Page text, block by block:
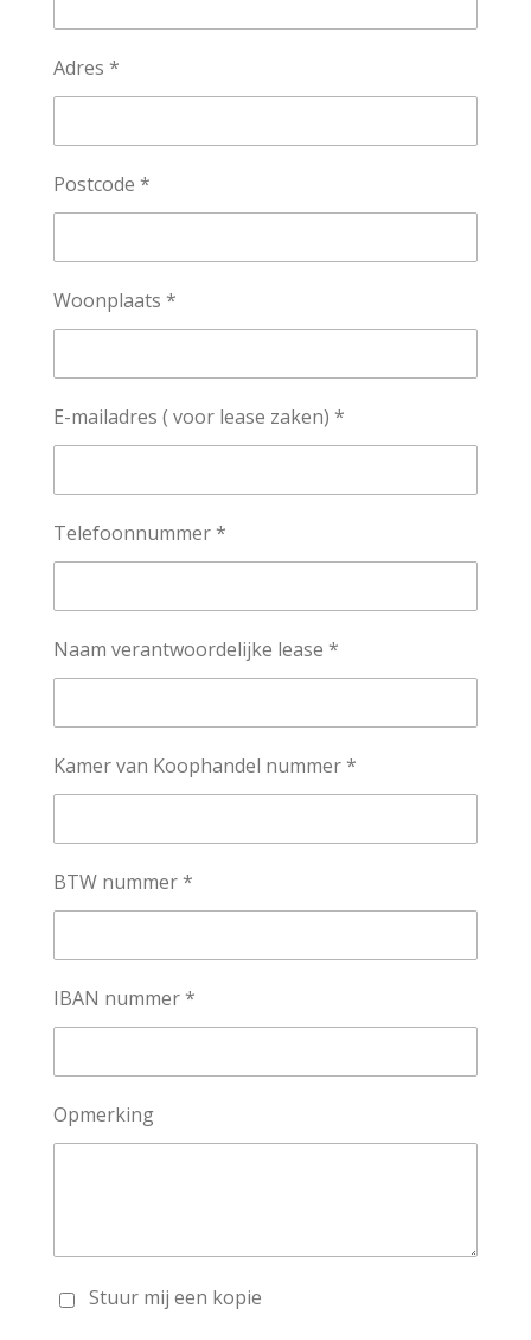
Adres *
Postcode *
Woonplaats *
E-mailadres ( voor lease zaken) *
Telefoonnummer *
Naam verantwoordelijke lease *
Kamer van Koophandel nummer *
BTW nummer *
IBAN nummer *
Opmerking
Stuur mij een kopie